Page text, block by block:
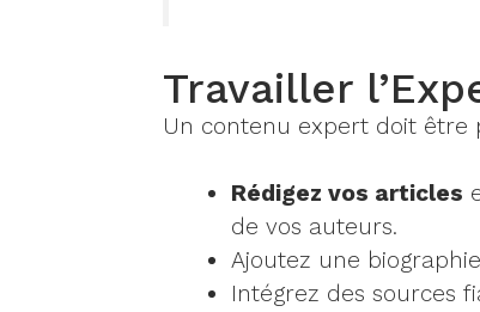
Travailler
Un contenu expert doit
Rédigez vos articles
de vos auteurs.
Ajoutez une
Intégrez des sources